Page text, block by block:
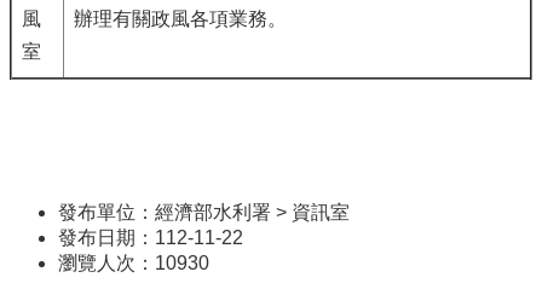
風
室
辦理有關政風各項業務。
發布單位：經濟部水利署 > 資訊室
發布日期：112-11-22
瀏覽人次： 10930